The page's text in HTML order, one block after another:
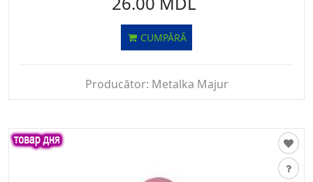
CUMPĂRĂ
Producător: Metalka Majur